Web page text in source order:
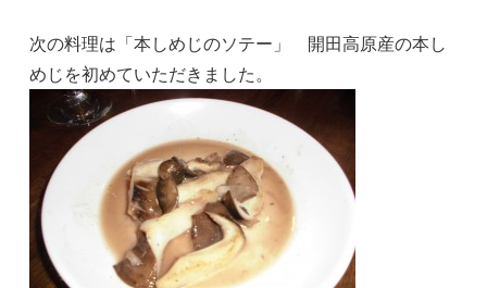
次の料理は「本しめじのソテー」 開田高原産の本し
めじを初めていただきました。